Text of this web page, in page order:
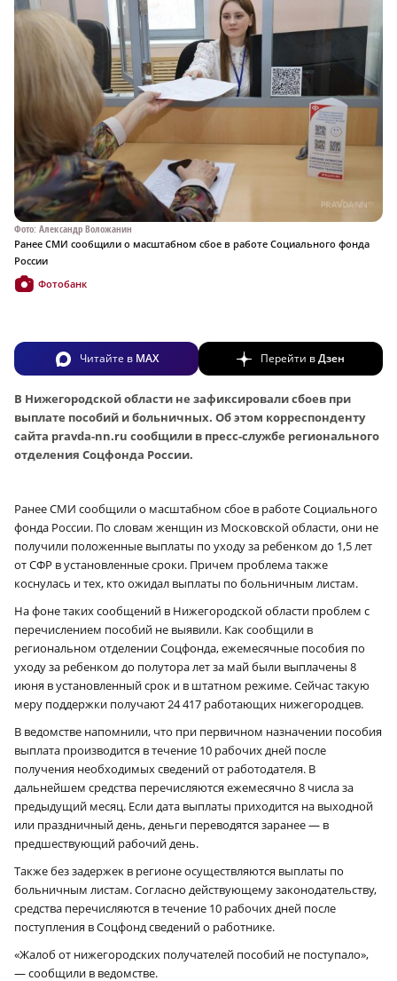
Фото: Александр Воложанин
Ранее СМИ сообщили о масштабном сбое в работе Социального фонда
России
Фотобанк
Читайте в MAX Перейти вДзен
В Нижегородской области не зафиксировали сбоев при
выплате пособий и больничных. Об этом корреспонденту
сайта pravda-nn.ru сообщили в пресс-службе регионального
отделения Соцфонда России.
Ранее СМИ сообщили о масштабном сбое в работе Социального
фонда России. По словам женщин из Московской области, они не
получили положенные выплаты по уходу за ребенком до 1,5 лет
от СФР в установленные сроки. Причем проблема также
коснулась и тех, кто ожидал выплаты по больничным листам.
На фоне таких сообщений в Нижегородской области проблем с
перечислением пособий не выявили. Как сообщили в
региональном отделении Соцфонда, ежемесячные пособия по
уходу за ребенком до полутора лет за май были выплачены 8
июня в установленный срок и в штатном режиме. Сейчас такую
меру поддержки получают 24 417 работающих нижегородцев.
В ведомстве напомнили, что при первичном назначении пособия
выплата производится в течение 10 рабочих дней после
получения необходимых сведений от работодателя. В
дальнейшем средства перечисляются ежемесячно 8 числа за
предыдущий месяц. Если дата выплаты приходится на выходной
или праздничный день, деньги переводятся заранее — в
предшествующий рабочий день.
Также без задержек в регионе осуществляются выплаты по
больничным листам. Согласно действующему законодательству,
средства перечисляются в течение 10 рабочих дней после
поступления в Соцфонд сведений о работнике.
«Жалоб от нижегородских получателей пособий не поступало»,
— сообщили в ведомстве.